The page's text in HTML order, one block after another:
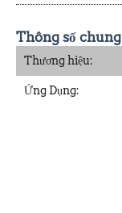
Thông số chung
Thương hiệu:
Ứng Dụng: